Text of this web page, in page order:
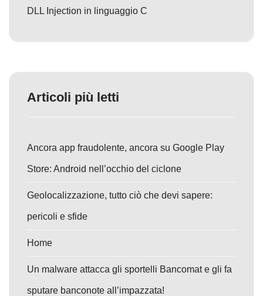
DLL Injection in linguaggio C
Articoli più letti
Ancora app fraudolente, ancora su Google Play
Store: Android nell’occhio del ciclone
Geolocalizzazione, tutto ciò che devi sapere:
pericoli e sfide
Home
Un malware attacca gli sportelli Bancomat e gli fa
sputare banconote all’impazzata!